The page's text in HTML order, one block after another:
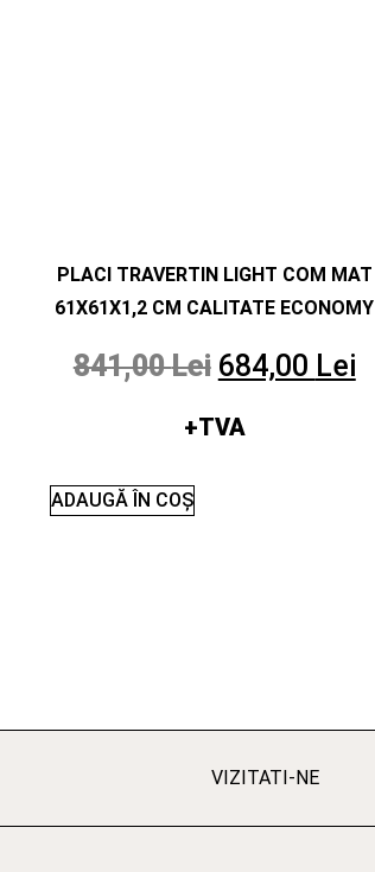
PLACI TRAVERTIN LIGHT COM MAT
61X61X1,2 CM CALITATE ECONOMY
841,00Lei 684,00 Lei
+TVA
ADAUGĂ ÎN COȘ
VIZITATI-NE